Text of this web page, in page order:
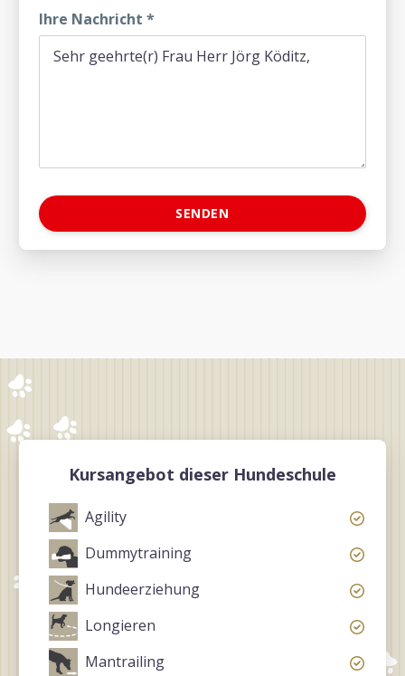
Ihre Nachricht *
Kursangebot dieser Hundeschule
Agility
Dummytraining
Hundeerziehung
Longieren
Mantrailing